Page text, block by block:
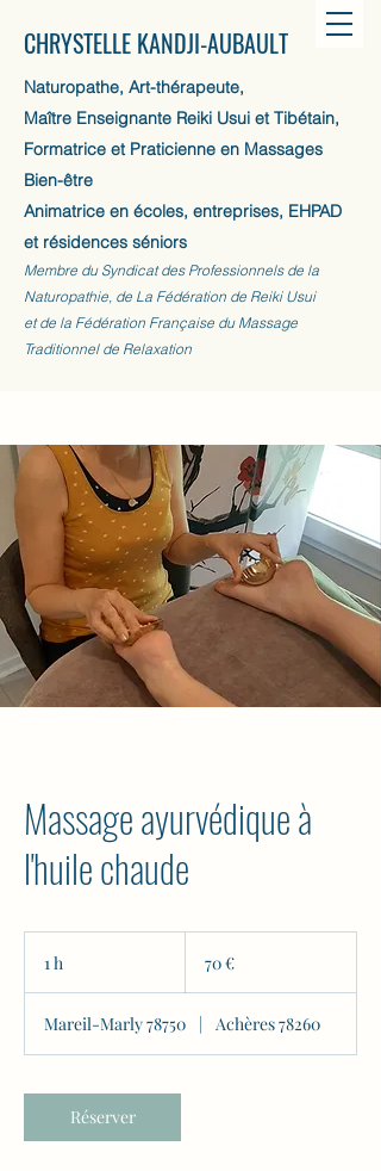
CHRYSTELLE KANDJI-AUBAULT
Naturopathe, Art-thérapeute,
Maître Enseignante Reiki Usui et Tibétain,
Formatrice et Praticienne en Massages
Bien-être
Animatrice en écoles, entreprises, EHPAD
et résidences séniors
Membre du Syndicat des Professionnels de la
Naturopathie, de La Fédération de Reiki Usui
et de la Fédération Française du Massage
Traditionnel de Relaxation
Massage ayurvédique à
l'huile chaude
1 h 70 €
Mareil-Marly 78750 | Achères 78260
Réserver